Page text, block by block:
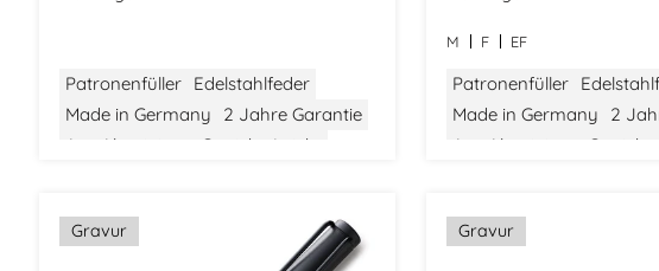
Patronenfüller Edelstahlfeder
Made in Germany
2 Jahre Garantie
Aus Aluminium
Gewicht: Leicht
M F EF
Patronenfüller
Made in Germany
2
Aus Aluminium
Gewicht:
Gravur Gravur